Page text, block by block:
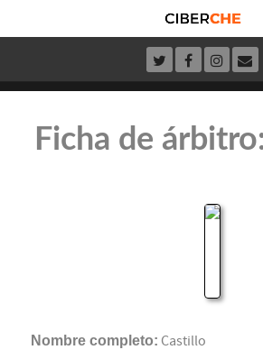
Ficha de
Nombre completo: Castillo